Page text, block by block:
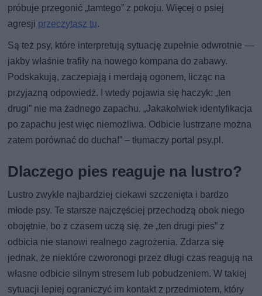
próbuje przegonić „tamtego” z pokoju. Więcej o psiej
agresji przeczytasz tu.
Są też psy, które interpretują sytuację zupełnie odwrotnie —
jakby właśnie trafiły na nowego kompana do zabawy.
Podskakują, zaczepiają i merdają ogonem, licząc na
przyjazną odpowiedź. I wtedy pojawia się haczyk: „ten
drugi” nie ma żadnego zapachu. „Jakakolwiek identyfikacja
po zapachu jest więc niemożliwa. Odbicie lustrzane można
zatem porównać do ducha!” – tłumaczy portal psy.pl.
Dlaczego pies reaguje na lustro?
Lustro zwykle najbardziej ciekawi szczenięta i bardzo
młode psy. Te starsze najczęściej przechodzą obok niego
obojętnie, bo z czasem uczą się, że „ten drugi pies” z
odbicia nie stanowi realnego zagrożenia. Zdarza się
jednak, że niektóre czworonogi przez długi czas reagują na
własne odbicie silnym stresem lub pobudzeniem. W takiej
sytuacji lepiej ograniczyć im kontakt z przedmiotem, który